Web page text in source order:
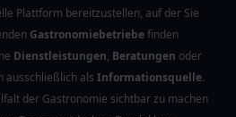
Plattform bereitzustellen, auf der Sie
Gastronomiebetriebefinden
Dienstleistungen, Beratungen oder
ausschließlich als Informationsquelle.
der Gastronomie sichtbar zu machen